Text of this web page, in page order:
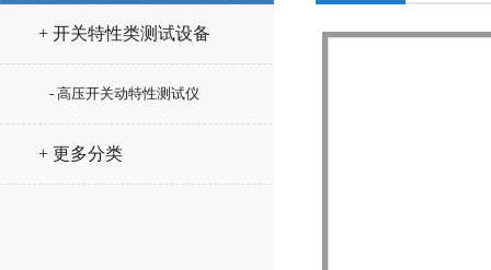
+ 开关特性类测试设备
- 高压开关动特性测试仪
+ 更多分类